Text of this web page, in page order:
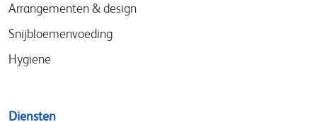
Arrangementen & design
Snijbloemenvoeding
Hygiene
Diensten